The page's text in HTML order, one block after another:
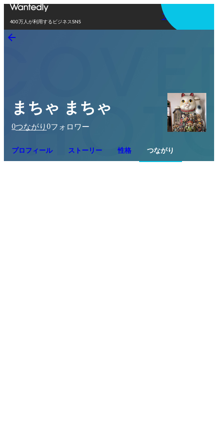
400万人が利用するビジネスSNS
アプリを使う
まちゃ まちゃ
0つながり 0フォロワー
プロフィール ストーリー 性格 つながり